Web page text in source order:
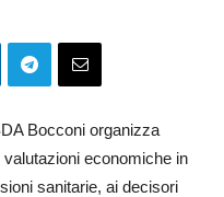
Bocconi organizza
economiche in
sanitarie, ai decisori